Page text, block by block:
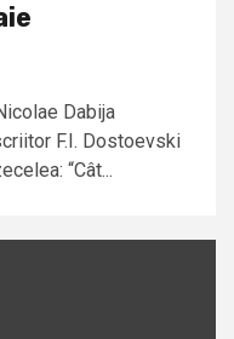
Dabija
F.I. Dostoevski
“Cât...